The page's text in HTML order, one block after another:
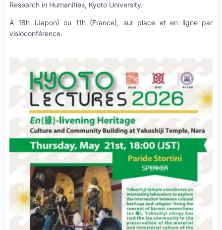
Research in Humanities, Kyoto University.
À 18h (Japon) ou 11h (France), sur place et en ligne par
visioconférence.